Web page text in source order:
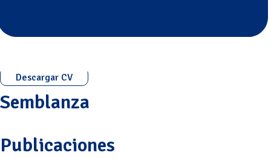
Descargar CV
Semblanza
Publicaciones